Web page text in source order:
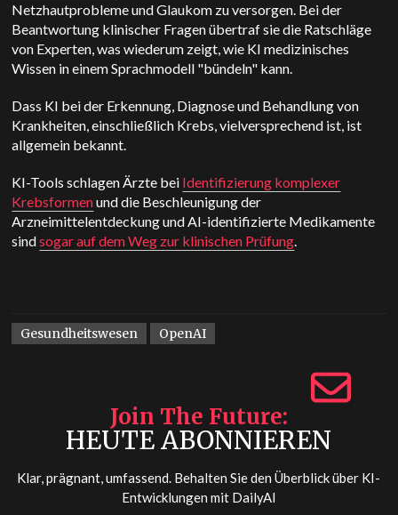
Netzhautprobleme und Glaukom zu versorgen. Bei der
Beantwortung klinischer Fragen übertraf sie die Ratschläge
von Experten, was wiederum zeigt, wie KI medizinisches
Wissen in einem Sprachmodell "bündeln" kann.
Dass KI bei der Erkennung, Diagnose und Behandlung von
Krankheiten, einschließlich Krebs, vielversprechend ist, ist
allgemein bekannt.
KI-Tools schlagen Ärzte bei Identifizierung komplexer
Krebsformenund die Beschleunigung der
Arzneimittelentdeckung undAI-identifizierte Medikamente
sindsogar auf dem Weg zur klinischen Prüfung.
Gesundheitswesen OpenAI
Join The Future
HEUTE ABONNIEREN
Klar, prägnant, umfassend. Behalten Sie den Überblick über KI-
Entwicklungen mit DailyAI